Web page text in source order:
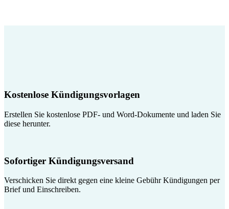
Kostenlose Kündigungsvorlagen
Erstellen Sie kostenlose PDF- und Word-Dokumente und laden Sie
diese herunter.
Sofortiger Kündigungsversand
Verschicken Sie direkt gegen eine kleine Gebühr Kündigungen per
Brief und Einschreiben.